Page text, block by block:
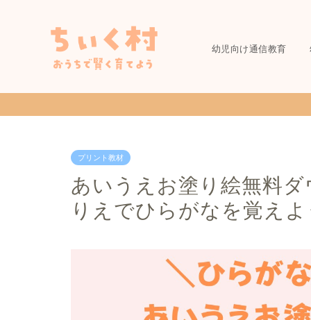
幼児向け通信教育
プリント教材
あいうえお塗り絵無料
りえでひらがなを覚えよ